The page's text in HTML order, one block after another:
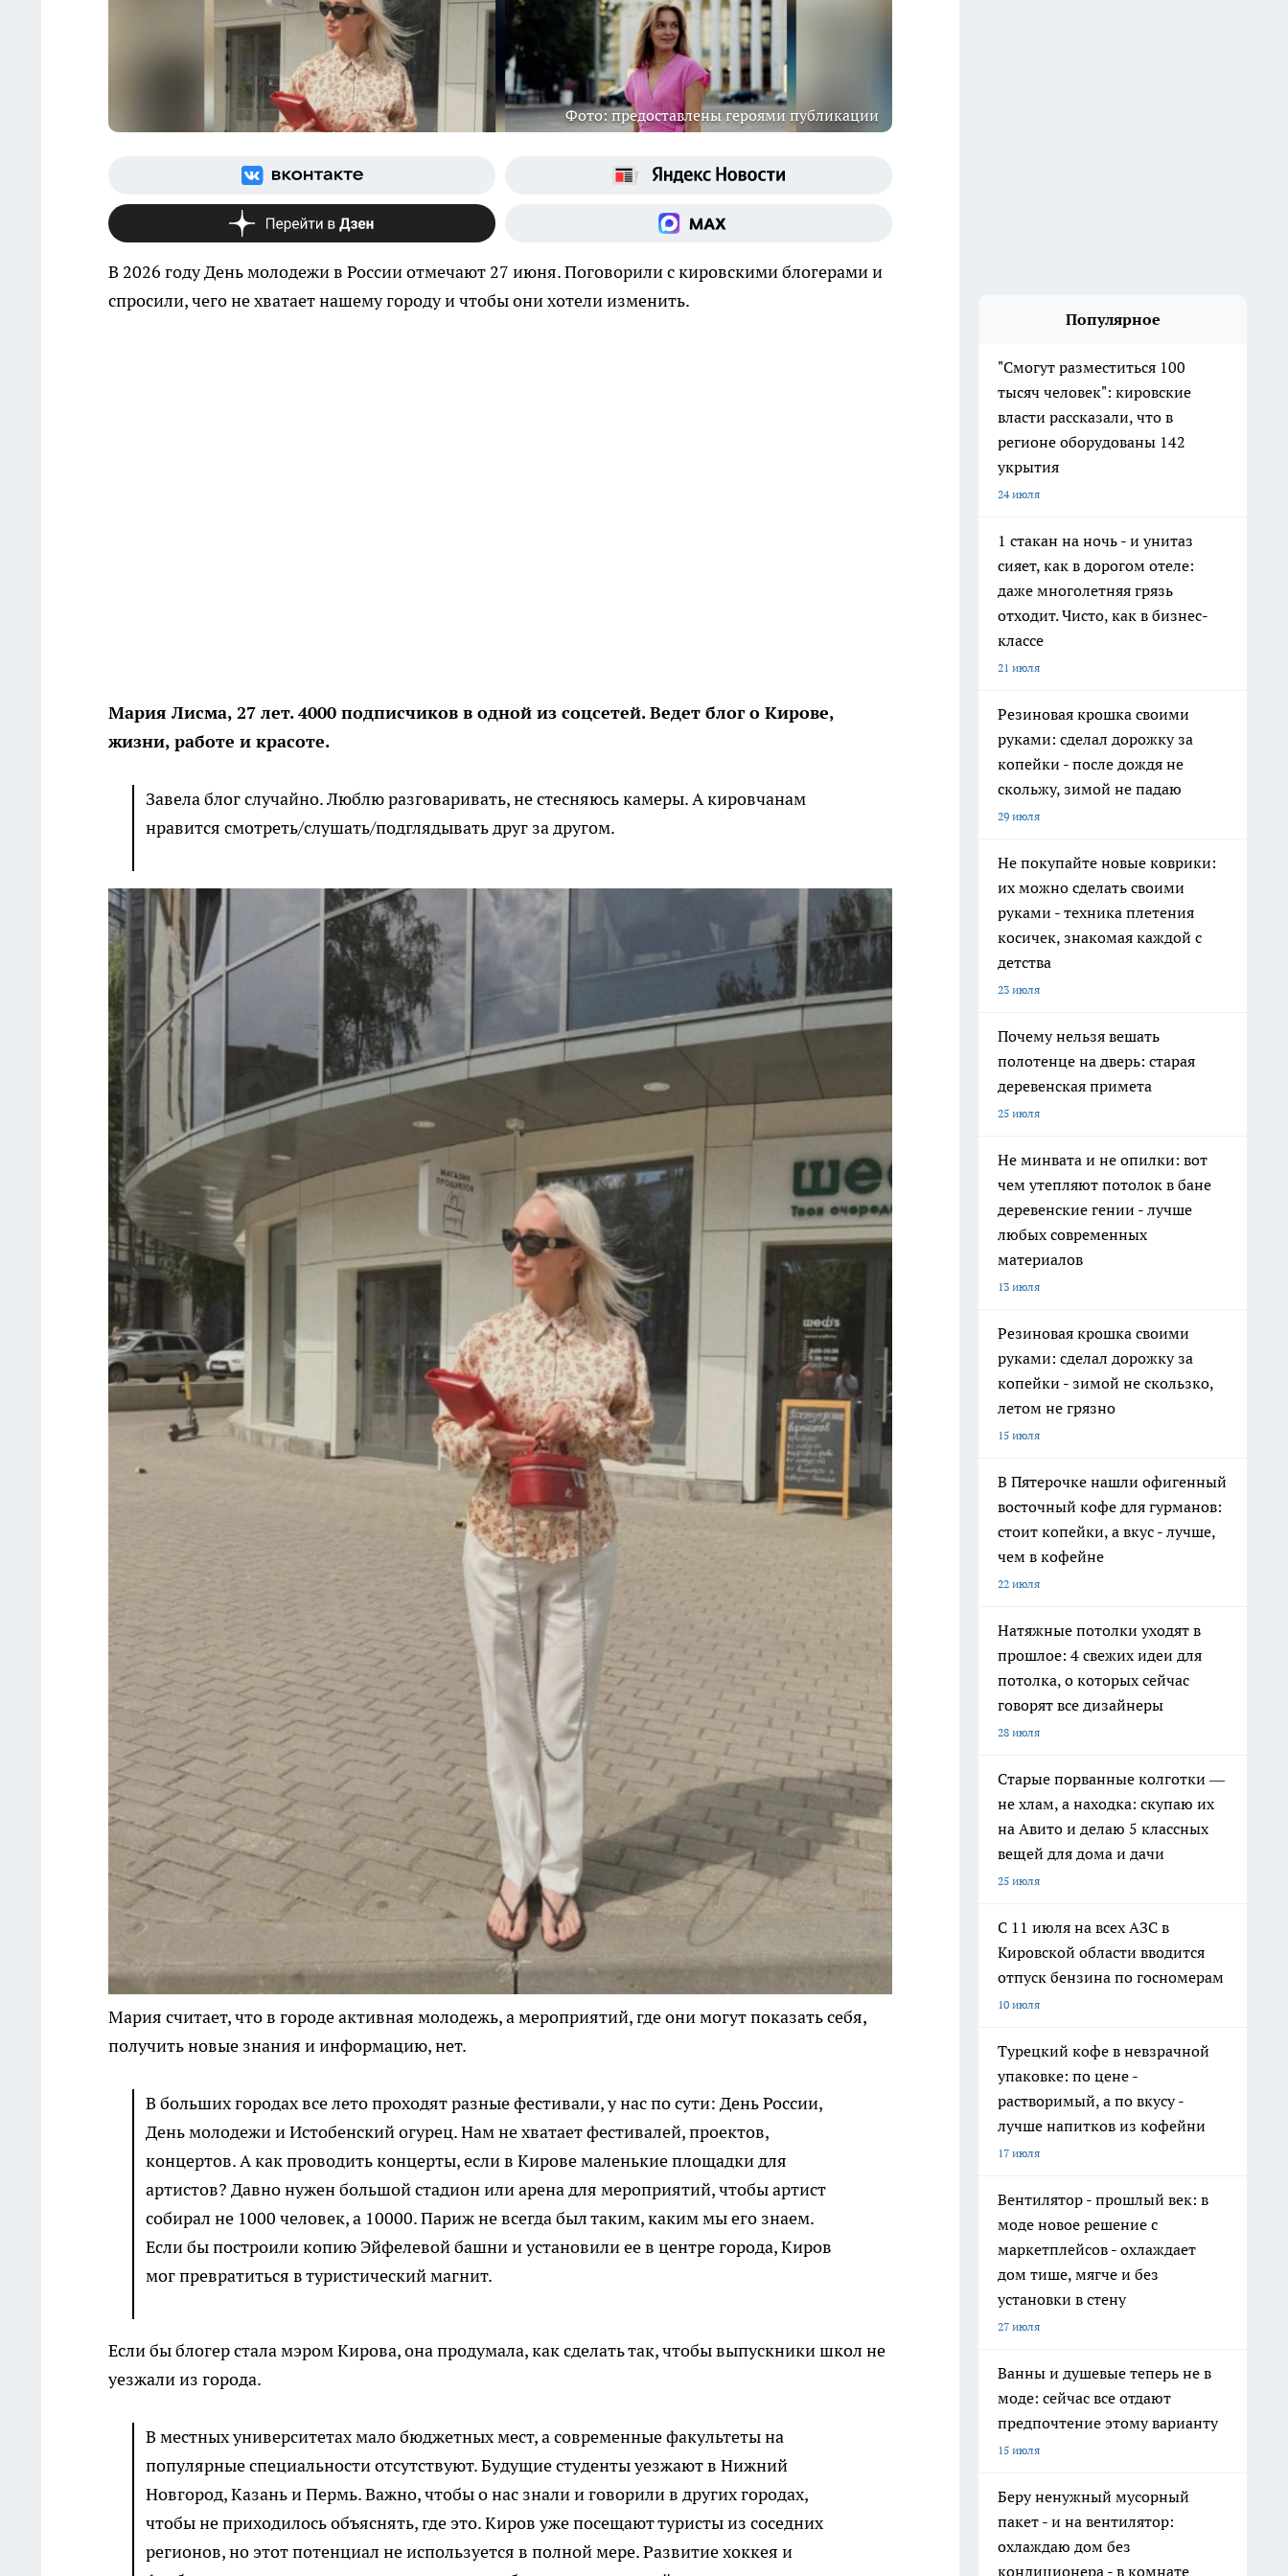
Фото: предоставлены героями публикации
В 2026 году День молодежи в России отмечают 27 июня. Поговорили с кировскими блогерами и
спросили, чего не хватает нашему городу и чтобы они хотели изменить.
Мария Лисма, 27 лет. 4000 подписчиков в одной из соцсетей. Ведет блог о Кирове,
жизни, работе и красоте.
Завела блог случайно. Люблю разговаривать, не стесняюсь камеры. А кировчанам
нравится смотреть/слушать/подглядывать друг за другом.
Мария считает, что в городе активная молодежь, а мероприятий, где они могут показать себя,
получить новые знания и информацию, нет.
В больших городах все лето проходят разные фестивали, у нас по сути: День России,
День молодежи и Истобенский огурец. Нам не хватает фестивалей, проектов,
концертов. А как проводить концерты, если в Кирове маленькие площадки для
артистов? Давно нужен большой стадион или арена для мероприятий, чтобы артист
собирал не 1000 человек, а 10000. Париж не всегда был таким, каким мы его знаем.
Если бы построили копию Эйфелевой башни и установили ее в центре города, Киров
мог превратиться в туристический магнит.
Если бы блогер стала мэром Кирова, она продумала, как сделать так, чтобы выпускники школ не
уезжали из города.
В местных университетах мало бюджетных мест, а современные факультеты на
популярные специальности отсутствуют. Будущие студенты уезжают в Нижний
Новгород, Казань и Пермь. Важно, чтобы о нас знали и говорили в других городах,
чтобы не приходилось объяснять, где это. Киров уже посещают туристы из соседних
регионов, но этот потенциал не используется в полной мере. Развитие хоккея и
Популярное
"Смогут разместиться 100
тысяч человек": кировские
власти рассказали, что в
регионе оборудованы 142
укрытия
24 июля
1 стакан на ночь - и унитаз
сияет, как в дорогом отеле:
даже многолетняя грязь
отходит. Чисто, как в бизнес-
классе
21 июля
Резиновая крошка своими
руками: сделал дорожку за
копейки - после дождя не
скольжу, зимой не падаю
29 июля
Не покупайте новые коврики:
их можно сделать своими
руками - техника плетения
косичек, знакомая каждой с
детства
23 июля
Почему нельзя вешать
полотенце на дверь: старая
деревенская примета
25 июля
Не минвата и не опилки: вот
чем утепляют потолок в бане
деревенские гении - лучше
любых современных
материалов
13 июля
Резиновая крошка своими
руками: сделал дорожку за
копейки - зимой не скользко,
летом не грязно
15 июля
В Пятерочке нашли офигенный
восточный кофе для гурманов:
стоит копейки, а вкус - лучше,
чем в кофейне
22 июля
Натяжные потолки уходят в
прошлое: 4 свежих идеи для
потолка, о которых сейчас
говорят все дизайнеры
28 июля
Старые порванные колготки —
не хлам, а находка: скупаю их
на Авито и делаю 5 классных
вещей для дома и дачи
25 июля
С 11 июля на всех АЗС в
Кировской области вводится
отпуск бензина по госномерам
10 июля
Турецкий кофе в невзрачной
упаковке: по цене -
растворимый, а по вкусу -
лучше напитков из кофейни
17 июля
Вентилятор - прошлый век: в
моде новое решение с
маркетплейсов - охлаждает
дом тише, мягче и без
установки в стену
27 июля
Ванны и душевые теперь не в
моде: сейчас все отдают
предпочтение этому варианту
15 июля
Беру ненужный мусорный
пакет - и на вентилятор:
охлаждаю дом без
кондиционера - в комнате